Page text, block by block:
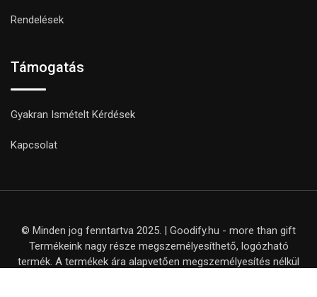
Rendelések
Támogatás
Gyakran Ismételt Kérdések
Kapcsolat
© Minden jog fenntartva 2025. | Goodify.hu - more than gift
Termékeink nagy része megszemélyesíthető, logózható
termék. A termékek ára alapvetően megszemélyesítés nélkül